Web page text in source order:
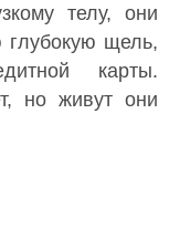
телу, они
глубокую щель,
карты.
но живут они